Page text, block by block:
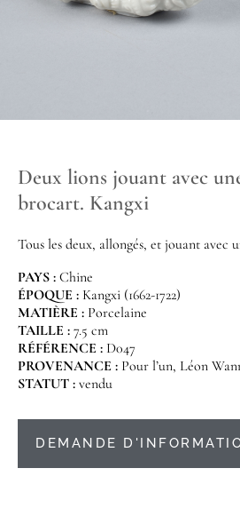
Deux lions jouant avec
brocart. Kangxi
Tous les deux, allongés, et jouant avec
PAYS : Chine
ÉPOQUE : Kangxi (1662-1722)
MATIÈRE : Porcelaine
TAILLE : 7.5 cm
RÉFÉRENCE : D047
PROVENANCE : Pour l’un, Léon
STATUT : vendu
DEMANDE